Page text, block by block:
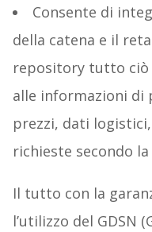
Consente di
della catena e il
repository tutto ciò
alle informazioni
prezzi, dati
richieste secondo
Il tutto con la
l’utilizzo del GDSN